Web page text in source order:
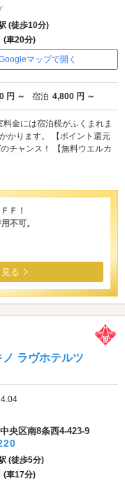
(徒歩10分)
(車20分)
マップで開く
円 ～ 宿泊 4,800 円 ～
金には宿泊税がふくまれま
かります。 【ポイント還元
チャンス！ 【無料ウエルカ
Ｆ！
不可。
る
ラヴホテルツ
5つ星のうち4
4.04
央区南8条西4-423-9
(徒歩5分)
(車17分)